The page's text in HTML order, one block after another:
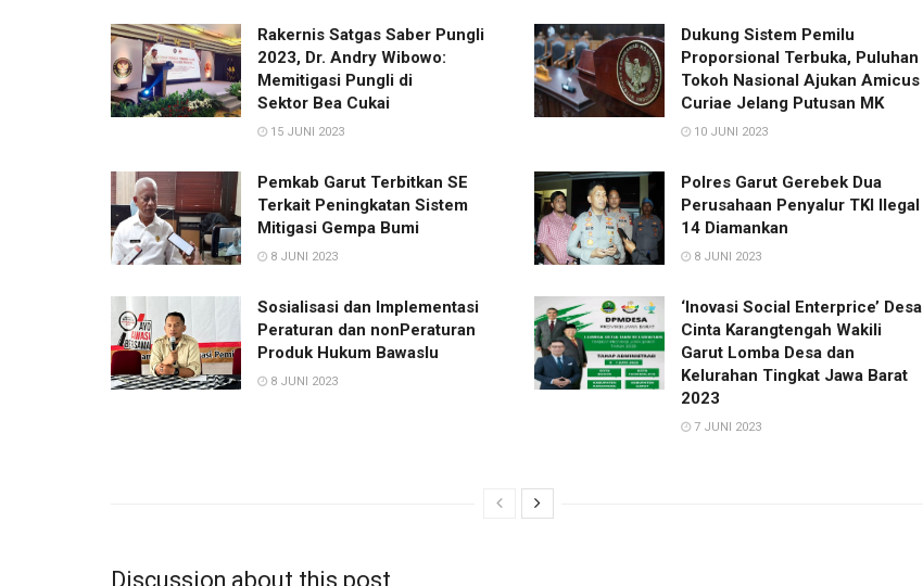
Rakernis Satgas Saber Pungli
2023, Dr. Andry Wibowo:
Memitigasi Pungli di
Sektor Bea Cukai
15 JUNI 2023
Dukung Sistem Pemilu
Proporsional Terbuka, Puluhan
Tokoh Nasional Ajukan Amicus
Curiae Jelang Putusan MK
10 JUNI 2023
Pemkab Garut Terbitkan SE
Terkait Peningkatan Sistem
Mitigasi Gempa Bumi
8 JUNI 2023
Polres Garut Gerebek Dua
Perusahaan Penyalur TKI Ilegal
14 Diamankan
8 JUNI 2023
Sosialisasi dan Implementasi
Peraturan dan nonPeraturan
Produk Hukum Bawaslu
8 JUNI 2023
‘Inovasi Social Enterprice’ Desa
Cinta Karangtengah Wakili
Garut Lomba Desa dan
Kelurahan Tingkat Jawa Barat
2023
7 JUNI 2023
Discussion about this post